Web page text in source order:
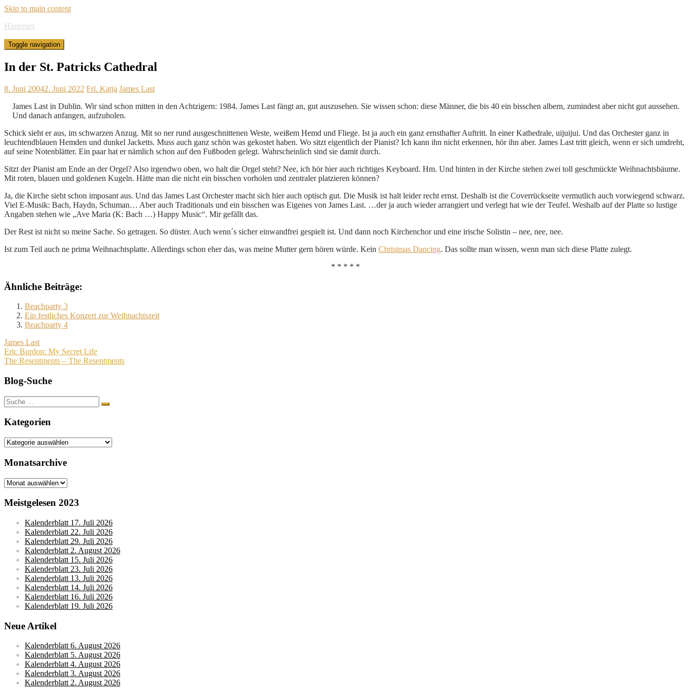
Skip to main content
Hinternet
Toggle navigation
In der St. Patricks Cathedral
8. Juni 20042. Juni 2022 Frl. Katja James Last
James Last in Dublin. Wir sind schon mitten in den Achtzigern: 1984. James Last fängt an, gut auszusehen. Sie wissen schon: diese Männer, die bis 40 ein bisschen albern, zumindest aber nicht gut aussehen.
Und danach anfangen, aufzuholen.
Schick sieht er aus, im schwarzen Anzug. Mit so ner rund ausgeschnittenen Weste, weißem Hemd und Fliege. Ist ja auch ein ganz ernsthafter Auftritt. In einer Kathedrale, uijuijui. Und das Orchester ganz in
leuchtendblauen Hemden und dunkel Jacketts. Muss auch ganz schön was gekostet haben. Wo sitzt eigentlich der Pianist? Ich kann ihn nicht erkennen, hör ihn aber. James Last tritt gleich, wenn er sich umdreht,
auf seine Notenblätter. Ein paar hat er nämlich schon auf den Fußboden gelegt. Wahrscheinlich sind sie damit durch.
Sitzt der Pianist am Ende an der Orgel? Also irgendwo oben, wo halt die Orgel steht? Nee, ich hör hier auch richtiges Keyboard. Hm. Und hinten in der Kirche stehen zwei toll geschmückte Weihnachtsbäume.
Mit roten, blauen und goldenen Kugeln. Hätte man die nicht ein bisschen vorholen und zentraler platzieren können?
Ja, die Kirche sieht schon imposant aus. Und das James Last Orchester macht sich hier auch optisch gut. Die Musik ist halt leider recht ernst. Deshalb ist die Coverrückseite vermutlich auch vorwiegend schwarz.
Viel E-Musik: Bach, Haydn, Schuman… Aber auch Traditionals und ein bisschen was Eigenes von James Last. …der ja auch wieder arrangiert und verlegt hat wie der Teufel. Weshalb auf der Platte so lustige
Angaben stehen wie „Ave Maria (K: Bach …) Happy Music“. Mir gefällt das.
Der Rest ist nicht so meine Sache. So getragen. So düster. Auch wenn´s sicher einwandfrei gespielt ist. Und dann noch Kirchenchor und eine irische Solistin – nee, nee, nee.
Ist zum Teil auch ne prima Weihnachtsplatte. Allerdings schon eher das, was meine Mutter gern hören würde. Kein Christmas Dancing. Das sollte man wissen, wenn man sich diese Platte zulegt.
* * * * *
Ähnliche Beiträge:
Beachparty 3
Ein festliches Konzert zur Weihnachtszeit
Beachparty 4
James Last
Beitragsnavigation
Eric Burdon: My Secret Life
The Resentments – The Resentments
Blog-Suche
Suche
nach:
Kategorien
Kategorien
Monatsarchive
Monatsarchive
Meistgelesen 2023
Kalenderblatt 17. Juli 2026
Kalenderblatt 22. Juli 2026
Kalenderblatt 29. Juli 2026
Kalenderblatt 2. August 2026
Kalenderblatt 15. Juli 2026
Kalenderblatt 23. Juli 2026
Kalenderblatt 13. Juli 2026
Kalenderblatt 14. Juli 2026
Kalenderblatt 16. Juli 2026
Kalenderblatt 19. Juli 2026
Neue Artikel
Kalenderblatt 6. August 2026
Kalenderblatt 5. August 2026
Kalenderblatt 4. August 2026
Kalenderblatt 3. August 2026
Kalenderblatt 2. August 2026